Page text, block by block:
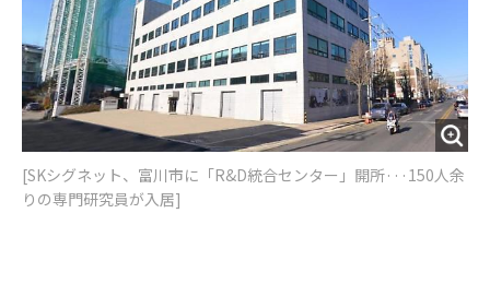
[SKシグネット、富川市に「R&D統合センター」開所···150人余
りの専門研究員が入居]